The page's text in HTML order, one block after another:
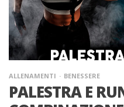
ALLENAMENTI BENESSERE
PALESTRA E